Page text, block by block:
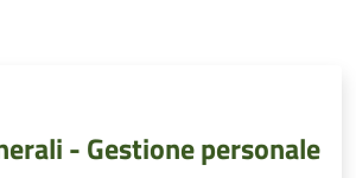
- Gestione personale